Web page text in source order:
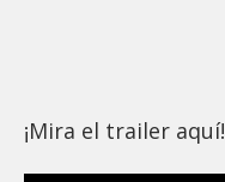
¡Mira el trailer aquí!